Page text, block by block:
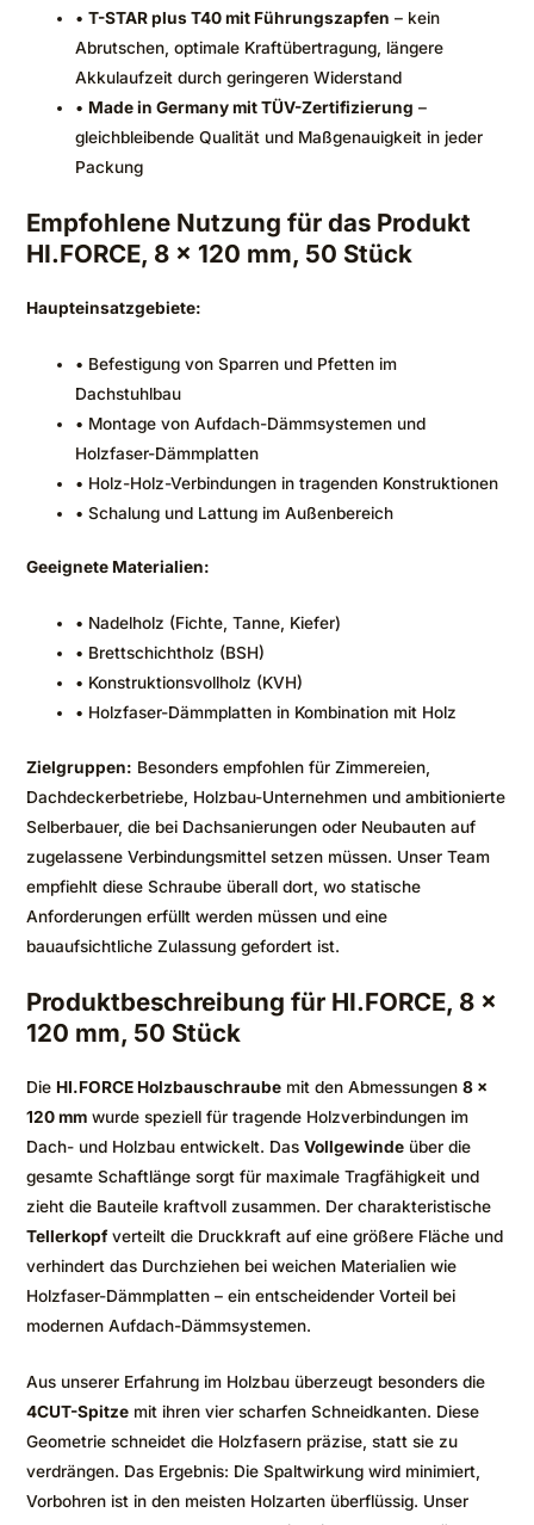
•T-STAR plus T40 mit Führungszapfen – kein
Abrutschen, optimale Kraftübertragung, längere
Akkulaufzeit durch geringeren Widerstand
• Made in Germany mit TÜV-Zertifizierung –
gleichbleibende Qualität und Maßgenauigkeit in jeder
Packung
Empfohlene Nutzung für das Produkt
HI.FORCE, 8 x 120 mm, 50 Stück
Haupteinsatzgebiete:
• Befestigung von Sparren und Pfetten im
Dachstuhlbau
• Montage von Aufdach-Dämmsystemen und
Holzfaser-Dämmplatten
• Holz-Holz-Verbindungen in tragenden Konstruktionen
• Schalung und Lattung im Außenbereich
Geeignete Materialien:
• Nadelholz (Fichte, Tanne, Kiefer)
• Brettschichtholz (BSH)
• Konstruktionsvollholz (KVH)
• Holzfaser-Dämmplatten in Kombination mit Holz
Zielgruppen: Besonders empfohlen für Zimmereien,
Dachdeckerbetriebe, Holzbau-Unternehmen und ambitionierte
Selberbauer, die bei Dachsanierungen oder Neubauten auf
zugelassene Verbindungsmittel setzen müssen. Unser Team
empfiehlt diese Schraube überall dort, wo statische
Anforderungen erfüllt werden müssen und eine
bauaufsichtliche Zulassung gefordert ist.
Produktbeschreibung für HI.FORCE, 8 x
120 mm, 50 Stück
Die HI.FORCE Holzbauschraube mit den Abmessungen 8 x
120 mm wurde speziell für tragende Holzverbindungen im
Dach- und Holzbau entwickelt. Das Vollgewinde über die
gesamte Schaftlänge sorgt für maximale Tragfähigkeit und
zieht die Bauteile kraftvoll zusammen. Der charakteristische
Tellerkopfverteilt die Druckkraft auf eine größere Fläche und
verhindert das Durchziehen bei weichen Materialien wie
Holzfaser-Dämmplatten – ein entscheidender Vorteil bei
modernen Aufdach-Dämmsystemen.
Aus unserer Erfahrung im Holzbau überzeugt besonders die
4CUT-Spitze mit ihren vier scharfen Schneidkanten. Diese
Geometrie schneidet die Holzfasern präzise, statt sie zu
verdrängen. Das Ergebnis: Die Spaltwirkung wird minimiert,
Vorbohren ist in den meisten Holzarten überflüssig. Unser